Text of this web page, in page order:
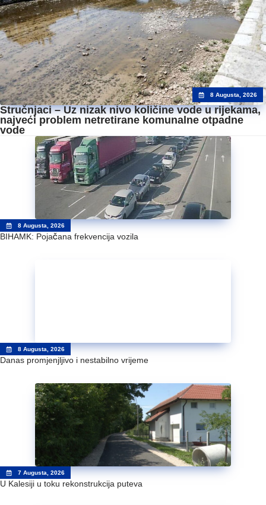
8 Augusta, 2026
Stručnjaci – Uz nizak nivo količine vode u rijekama,
najveći problem netretirane komunalne otpadne
vode
8 Augusta, 2026
BIHAMK: Pojačana frekvencija vozila
8 Augusta, 2026
Danas promjenjljivo i nestabilno vrijeme
7 Augusta, 2026
U Kalesiji u toku rekonstrukcija puteva